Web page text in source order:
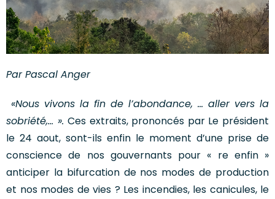
Par Pascal Anger
«Nous vivons la fin de l’abondance, … aller vers la
sobriété,… ».Ces extraits, prononcés par Le président
le 24 aout, sont-ils enfin le moment d’une prise de
conscience de nos gouvernants pour « re enfin »
anticiper la bifurcation de nos modes de production
et nos modes de vies ? Les incendies, les canicules, le